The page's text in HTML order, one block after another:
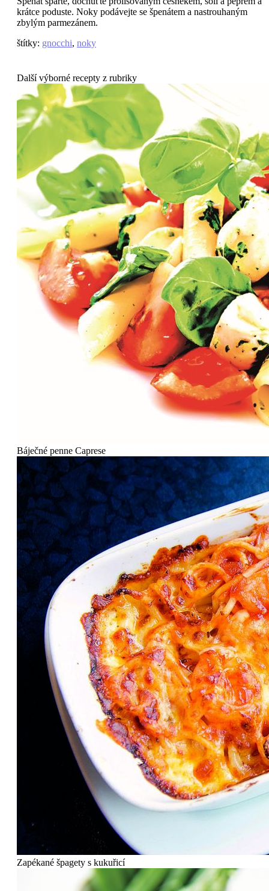
krátce poduste. Noky podávejte se špenátem a nastrouhaným
zbylým parmezánem.
štítky: gnocchi, noky
Další výborné recepty z rubriky
Báječné penne Caprese
Zapékané špagety s kukuřicí